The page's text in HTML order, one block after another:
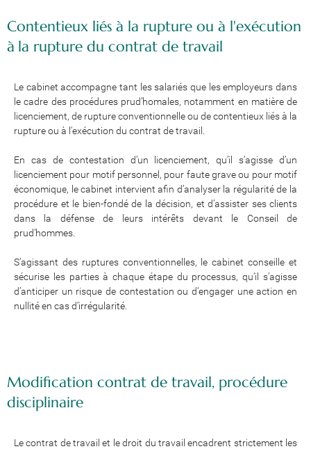
Contentieux liés à la rupture ou à l'exécution
à la rupture du contrat de travail
Le cabinet accompagne tant les salariés que les employeurs dans
le cadre des procédures prud’homales, notamment en matière de
licenciement, de rupture conventionnelle ou de contentieux liés à la
rupture ou à l'exécution du contrat de travail.
En cas de contestation d’un licenciement, qu’il s’agisse d’un
licenciement pour motif personnel, pour faute grave ou pour motif
économique, le cabinet intervient afin d’analyser la régularité de la
procédure et le bien-fondé de la décision, et d’assister ses clients
dans la défense de leurs intérêts devant le Conseil de
prud’hommes.
S’agissant des ruptures conventionnelles, le cabinet conseille et
sécurise les parties à chaque étape du processus, qu’il s’agisse
d’anticiper un risque de contestation ou d’engager une action en
nullité en cas d’irrégularité.
Modification contrat de travail, procédure
disciplinaire
Le contrat de travail et le droit du travail encadrent strictement les